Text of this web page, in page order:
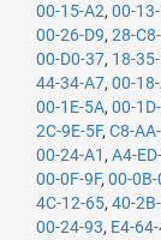
00-15-A2, 00-13-
00-26-D9, 28-
00-D0-37, 18-35-
44-34-A7, 00-
00-1E-5A, 00-
2C-9E-5F, C8-
00-24-A1 , A4-
00-0F-9F, 00-
4C-12-65, 40-
00-24-93, E4-